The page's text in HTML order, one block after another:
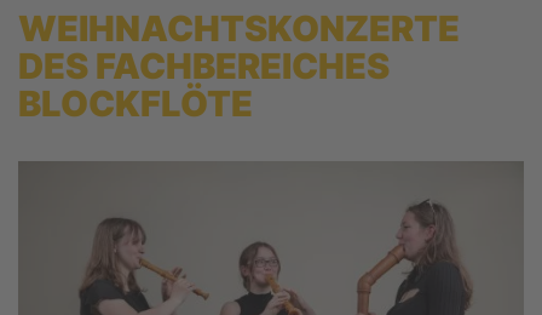
WEIHNACHTSKONZERTE
DES FACHBEREICHES
BLOCKFLÖTE